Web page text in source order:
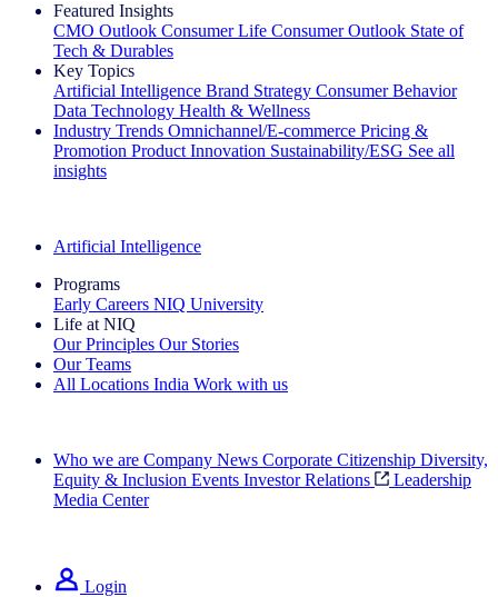
Featured Insights
CMO Outlook Consumer Life Consumer Outlook State of
Tech & Durables
Key Topics
Artificial Intelligence Brand Strategy Consumer Behavior
Data Technology Health & Wellness
Industry Trends Omnichannel/E-commerce Pricing &
Promotion Product Innovation Sustainability/ESG See all
insights
Artificial Intelligence
Programs
Early Careers NIQ University
Life at NIQ
Our Principles Our Stories
Our Teams
All Locations India Work with us
Who we are Company News Corporate Citizenship Diversity,
Equity & Inclusion Events Investor Relations
Leadership
Media Center
Login